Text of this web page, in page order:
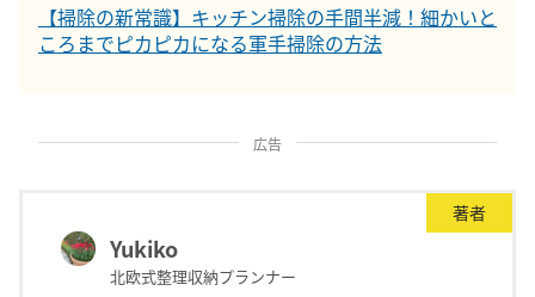
【掃除の新常識】キッチン掃除の手間半減！細かいと
ころまでピカピカになる軍手掃除の方法
広告
著者
Yukiko
北欧式整理収納プランナー